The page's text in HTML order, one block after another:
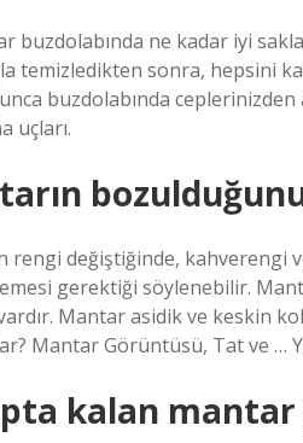
buzdolabında ne kadar iyi
temizledikten sonra, hepsini
buzdolabında
uçları.
rengi değiştiğinde, kahverengi
gerektiği söylenebilir.
Mantar asidik ve keskin
Mantar Görüntüsü, Tat ve …
kalan